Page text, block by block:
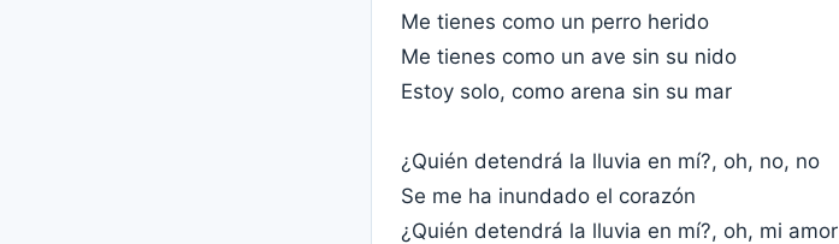
Me tienes como un perro herido
Me tienes como un ave sin su nido
Estoy solo, como arena sin su mar
¿Quién detendrá la lluvia en mí?, oh, no, no
Se me ha inundado el corazón
¿Quién detendrá la lluvia en mí?, oh, mi amor